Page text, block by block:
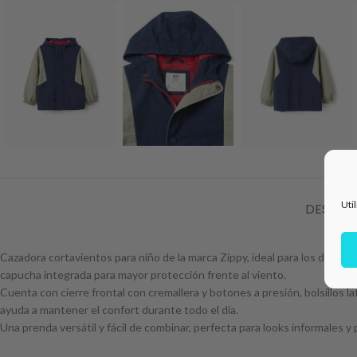
Cazadora cortavientos para niño de la marca Zippy, ideal para los días
capucha integrada para mayor protección frente al viento.
Cuenta con cierre frontal con cremallera y botones a presión, bolsillos
ayuda a mantener el confort durante todo el día.
Una prenda versátil y fácil de combinar, perfecta para looks informales y